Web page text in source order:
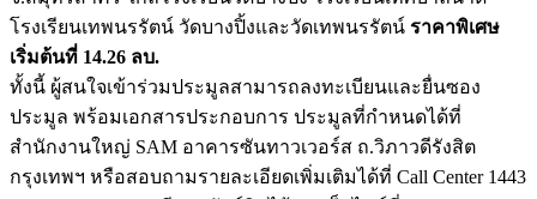
โรงเรียนเทพนรรัตน์ วัดบางปิ้งและวัดเทพนรรัตน์ ราคาพิเศษ
เริ่มต้นที่ 14.26 ลบ.
ทั้งนี้ ผู้สนใจเข้าร่วมประมูลสามารถลงทะเบียนและยื่นซอง
ประมูล พร้อมเอกสารประกอบการ ประมูลที่กำหนดได้ที่
สำนักงานใหญ่ SAM อาคารซันทาวเวอร์ส ถ.วิภาวดีรังสิต
กรุงเทพฯ หรือสอบถามรายละเอียดเพิ่มเติมได้ที่ Call Center 1443